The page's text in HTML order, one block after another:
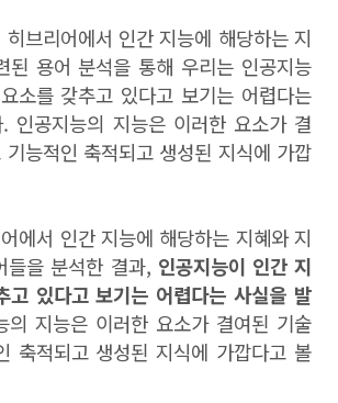
브리어에서 인간 지능에 해당하는 지
된 용어 분석을 통해 우리는 인공지능
소를 갖추고 있다고 보기는 어렵다는
인공지능의 지능은 이러한 요소가 결
능적인 축적되고 생성된 지식에 가깝
에서 인간 지능에 해당하는 지혜와 지
들을 분석한 결과, 인공지능이 인간 지
고 있다고 보기는 어렵다는 사실을 발
의 지능은 이러한 요소가 결여된 기술
축적되고 생성된 지식에 가깝다고 볼